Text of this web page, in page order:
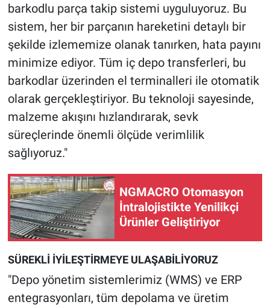
barkodlu parça takip sistemi uyguluyoruz. Bu
sistem, her bir parçanın hareketini detaylı bir
şekilde izlememize olanak tanırken, hata payını
minimize ediyor. Tüm iç depo transferleri, bu
barkodlar üzerinden el terminalleri ile otomatik
olarak gerçekleştiriyor. Bu teknoloji sayesinde,
malzeme akışını hızlandırarak, sevk
süreçlerinde önemli ölçüde verimlilik
sağlıyoruz."
NGMACRO Otomasyon
İntralojistikte Yenilikçi
Ürünler Geliştiriyor
SÜREKLİ İYİLEŞTİRMEYE ULAŞABİLİYORUZ
"Depo yönetim sistemlerimiz (WMS) ve ERP
entegrasyonları, tüm depolama ve üretim